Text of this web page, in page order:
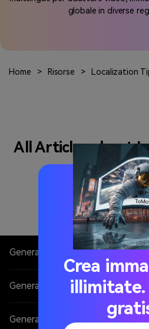
globale in diverse
Home > Risorse > Localization
All Articles about
Generatore Video AI
Generatore Immagini AI
Generatore Musica AI
Crea
illimitate.